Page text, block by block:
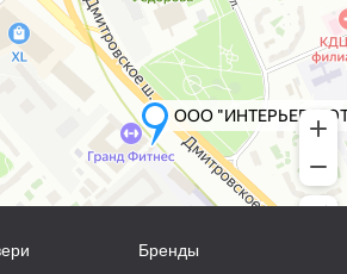
Бренды